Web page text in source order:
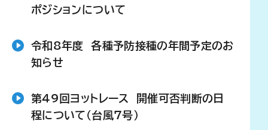
ポジションについて
令和8年度 各種予防接種の年間予定のお
知らせ
第49回ヨットレース 開催可否判断の日
程について（台風７号）